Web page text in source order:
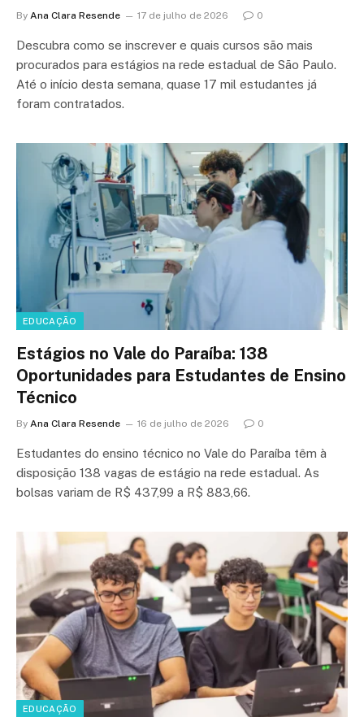
By Ana Clara Resende 17 de julho de 2026 0
Descubra como se inscrever e quais cursos são mais
procurados para estágios na rede estadual de São Paulo.
Até o início desta semana, quase 17 mil estudantes já
foram contratados.
EDUCAÇÃO
Estágios no Vale do Paraíba: 138
Oportunidades para Estudantes de Ensino
Técnico
By Ana Clara Resende 16 de julho de 2026 0
Estudantes do ensino técnico no Vale do Paraíba têm à
disposição 138 vagas de estágio na rede estadual. As
bolsas variam de R$ 437,99 a R$ 883,66.
EDUCAÇÃO